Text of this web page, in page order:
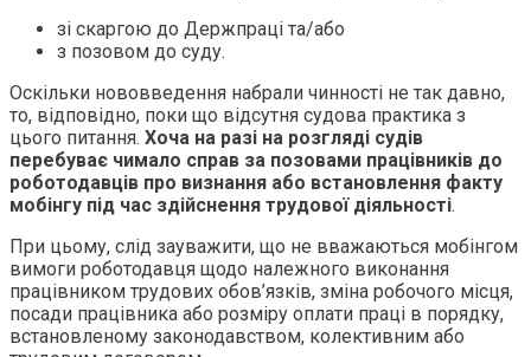
зі скаргою до Держпраці та/або
з позовом до суду.
Оскільки нововведення набрали чинності не так давно,
то, відповідно, поки що відсутня судова практика з
цього питання. Хоча на разі на розгляді судів
перебуває чимало справ за позовами працівників до
роботодавців про визнання або встановлення факту
мобінгу під час здійснення трудової діяльності.
При цьому, слід зауважити, що не вважаються мобінгом
вимоги роботодавця щодо належного виконання
працівником трудових обов’язків, зміна робочого місця,
посади працівника або розміру оплати праці в порядку,
встановленому законодавством, колективним або